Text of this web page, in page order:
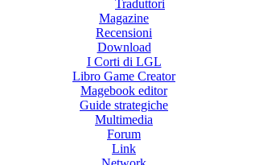
Traduttori
Magazine
Recensioni
Download
I Corti di LGL
Libro Game Creator
Magebook editor
Guide strategiche
Multimedia
Forum
Link